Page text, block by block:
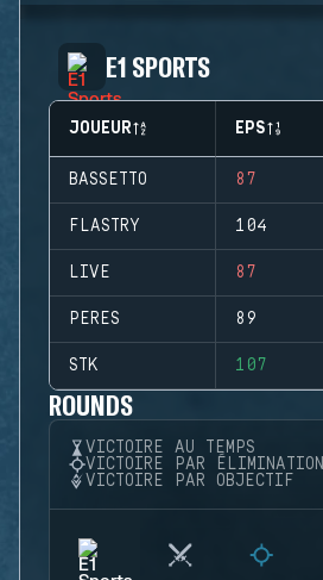
E1 SPORTS
JOUEUR EPS
BASSETTO 87
FLASTRY 104
LIVE 87
PERES 89
STK 107
ROUNDS
VICTOIRE AU TEMPS
VICTOIRE PAR ÉLIMINATION
VICTOIRE PAR OBJECTIF